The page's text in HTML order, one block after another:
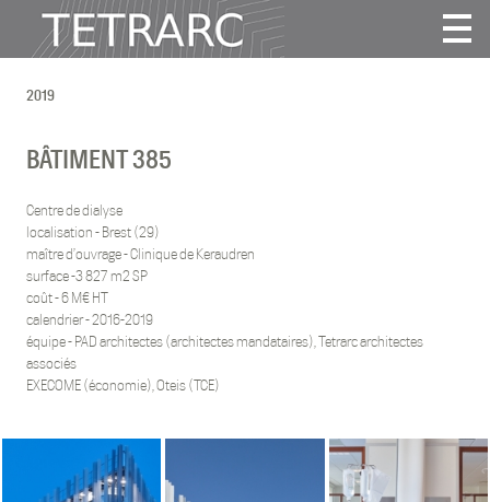
Actualité
Agence
Publications
Contact
Tous
Habitat
Culture
Sport
2019
BÂTIMENT 385
Centre de dialyse
localisation - Brest (29)
maître d’ouvrage - Clinique de Keraudren
surface -3 827 m2 SP
coût - 6 M€ HT
calendrier - 2016-2019
équipe - PAD architectes (architectes mandataires), Tetrarc architectes
associés
EXECOME (économie), Oteis (TCE)